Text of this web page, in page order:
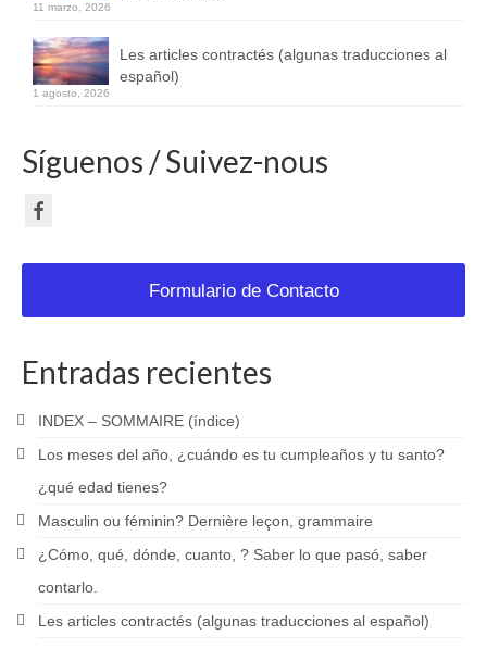
11 marzo, 2026
Les articles contractés (algunas traducciones al
español)
1 agosto, 2026
Síguenos / Suivez-nous
Formulario de Contacto
Entradas recientes
INDEX – SOMMAIRE (índice)
Los meses del año, ¿cuándo es tu cumpleaños y tu santo?
¿qué edad tienes?
Masculin ou féminin? Dernière leçon, grammaire
¿Cómo, qué, dónde, cuanto, ? Saber lo que pasó, saber
contarlo.
Les articles contractés (algunas traducciones al español)